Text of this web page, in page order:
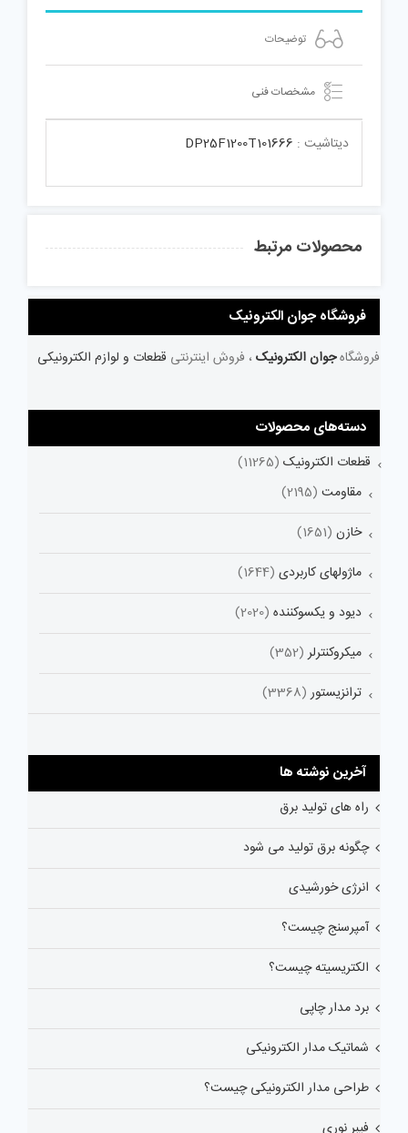
توضیحات
مشخصات فنی
دیتاشیت : DP25F1200T101666
محصولات مرتبط
فروشگاه جوان الکترونیک
فروشگاهجوان الکترونیک ، فروش اینترنتی قطعات و لوازم الکترونیکی
دسته‌های محصولات
قطعات الکترونیک (11265)
مقاومت (2195)
خازن (1651)
ماژولهای کاربردی (1644)
دیود و یکسوکننده (2020)
میکروکنترلر (352)
ترانزیستور (3368)
آخرین نوشته ها
راه های تولید برق
چگونه برق تولید می شود
انرژی خورشیدی
آمپرسنج چیست؟
الکتریسیته چیست؟
برد مدار چاپی
شماتیک مدار الکترونیکی
طراحی مدار الکترونیکی چیست؟
فیبر نوری